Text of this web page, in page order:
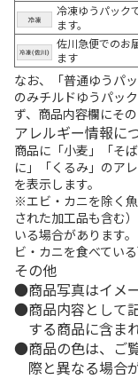
冷凍ゆうパック
ます。
佐川急便でのお
ます
なお、「普通ゆうパ
のみチルドゆうパッ
ず、商品内容欄にそ
アレルギー情報に
商品に「小麦」「そ
に」「くるみ」のア
を表示します。
※エビ・カニを除く
された加工品も含む
いる場合があります
ビ・カニを食べてい
その他
商品写真はイメ
商品内容として
する商品に含ま
商品の色は、ご
際と異なる場合